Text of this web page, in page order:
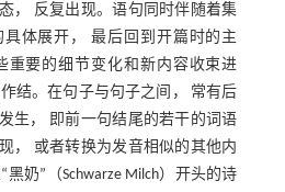
， 反复出现。语句同时伴随着集
体展开， 最后回到开篇时的主
重要的细节变化和新内容收束进
结。在句子与句子之间， 常有后
生， 即前一句结尾的若干的词语
， 或者转换为发音相似的其他内
奶”（Schwarze Milch）开头的诗